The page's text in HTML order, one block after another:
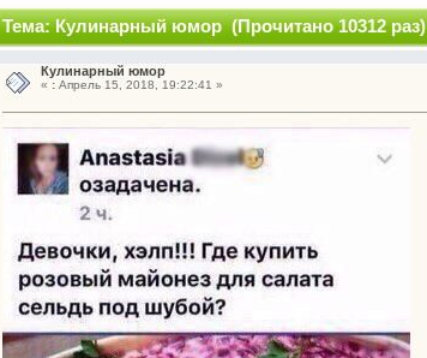
Тема: Кулинарный юмор (Прочитано 10312 раз)
Кулинарный юмор
« :Апрель 15, 2018, 19:22:41 »